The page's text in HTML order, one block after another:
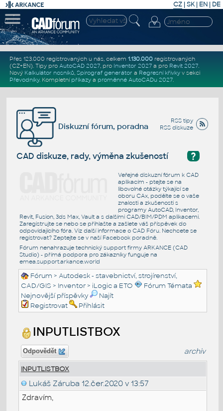
CZ | SK| EN | DE
Přes 123.000 registrovaných u nás, celkem 1.130.000registrovaných
(CZ+EN). Tipy pro AutoCAD 2027, pro Inventor 2027a pro Revit 2027.
Nový Kalkulátor nosníků, Spirograf generátor a Regresní křivkyv sekci
Převodníky. Kompletní příkazya proměnné AutoCADu 2027.
RSS tipy
RSS diskuze
Diskuzní fórum, poradna
?
CAD diskuze, rady, výměna zkušeností
Veřejné diskuzní fórum k CAD
aplikacím - ptejte se na
libovolné otázky týkající se
oboru CAx, podělte se o vaše
znalosti a zkušenosti s
programy AutoCAD, Inventor,
Revit, Fusion, 3ds Max, Vault a s dalšími CAD/BIM/PDM aplikacemi.
Zaregistrujte se nebo se přihlašte a zašlete váš příspěvek do
odpovídajícího fóra. Viz další informace o CAD Fóru. Nechcete se
registrovat? Zeptejte se v naší Facebook poradně.
Fórum nenahrazuje technický support firmy ARKANCE (CAD
Studio) - přímá podpora pro zákazníky funguje na
emea.support.arkance.world
Fórum >Autodesk - stavebnictví, strojírenství,
CAD/GIS > Inventor > iLogic a ETO
Fórum Témata
Nejnovější příspěvky
Najít
Registrovat
Přihlásit
INPUTLISTBOX
Odpovědět archiv
INPUTLISTBOX
Lukáš Záruba 12.čer.2020 v 13:57
Zdravím,